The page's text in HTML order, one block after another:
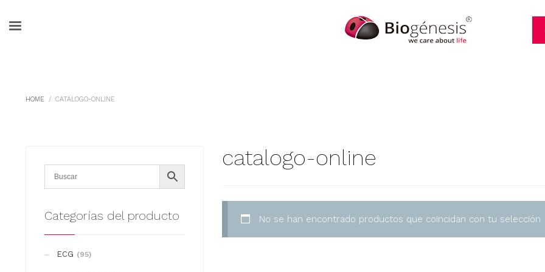
HOME CATALOGO-ONLINE
catalogo-online
No se han encontrado productos que coincidan con tu selección.
Categorías del producto
ECG (95)